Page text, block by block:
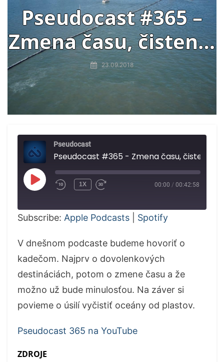
Pseudocast #365 –
Zmena času, čistenie
oceánov
23.09.2018
Pseudocast
PLAY
EPISODE
1X 00:00 / 00:42:58
Subscribe: Apple Podcasts Spotify
V dnešnom podcaste budeme hovoriť o
kadečom. Najprv o dovolenkových
destináciách, potom o zmene času a že
možno už bude minulosťou. Na záver si
povieme o úsilí vyčistiť oceány od plastov.
Pseudocast 365 na YouTube
ZDROJE